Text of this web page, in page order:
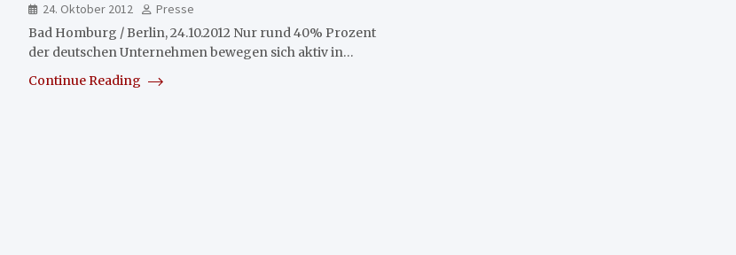
24. Oktober 2012
Presse
Bad Homburg / Berlin, 24.10.2012 Nur rund 40% Prozent
der deutschen Unternehmen bewegen sich aktiv in…
Continue Reading